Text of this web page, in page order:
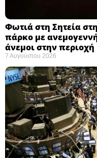
Φωτιά στη Σητεία
πάρκο με
άνεμοι στην περιοχή
7 Αυγούστου 2026